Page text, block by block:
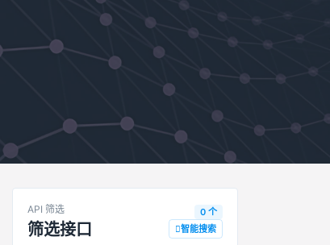
API 筛选
筛选接口
0 个
智能搜索